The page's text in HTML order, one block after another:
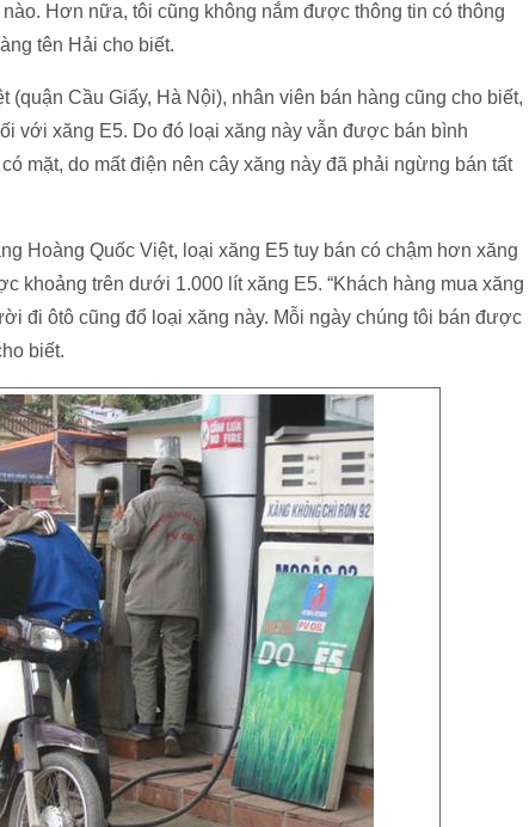
Hơn nữa, tôi cũng không nắm được thông tin có thông
tên Hải cho biết.
(quận Cầu Giấy, Hà Nội), nhân viên bán hàng cũng cho biết,
với xăng E5. Do đó loại xăng này vẫn được bán bình
mặt, do mất điện nên cây xăng này đã phải ngừng bán tất
Hoàng Quốc Việt, loại xăng E5 tuy bán có chậm hơn xăng
khoảng trên dưới 1.000 lít xăng E5. “Khách hàng mua xăng
đi ôtô cũng đổ loại xăng này. Mỗi ngày chúng tôi bán được
biết.